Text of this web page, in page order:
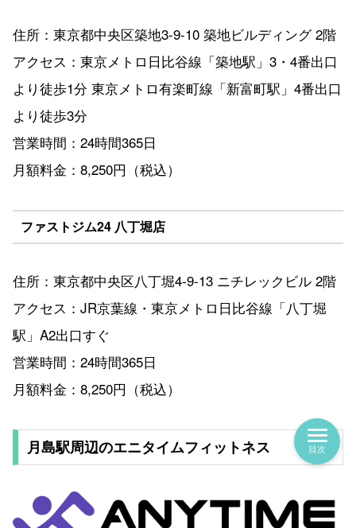
住所：東京都中央区築地3-9-10 築地ビルディング 2階
アクセス：東京メトロ日比谷線「築地駅」3・4番出口
より徒歩1分 東京メトロ有楽町線「新富町駅」4番出口
より徒歩3分
営業時間：24時間365日
月額料金：8,250円（税込）
ファストジム24 八丁堀店
住所：東京都中央区八丁堀4-9-13 ニチレックビル 2階
アクセス：JR京葉線・東京メトロ日比谷線「八丁堀
駅」A2出口すぐ
営業時間：24時間365日
月額料金：8,250円（税込）
月島駅周辺のエニタイムフィットネス 目次